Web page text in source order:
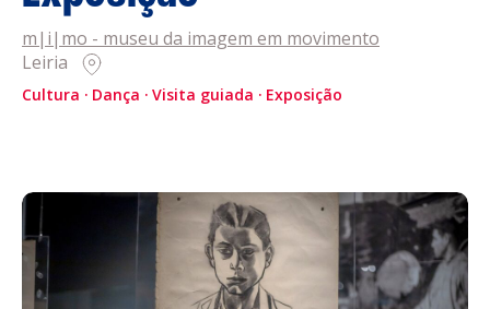
Contactos
Informações
Política de Privacidade
Acompanhe a Leiria Agenda
CULTURA
m|i|mo - museu da imagem em movimento
Leiria
Cultura Dança Visita guiada Exposição
Gravar